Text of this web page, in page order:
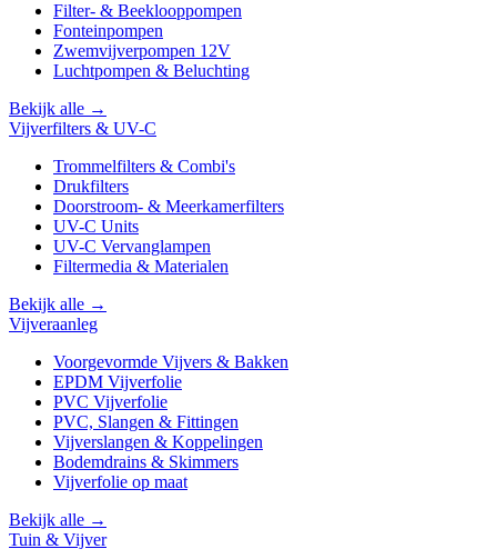
Filter- & Beeklooppompen
Fonteinpompen
Zwemvijverpompen 12V
Luchtpompen & Beluchting
Bekijk alle →
Vijverfilters & UV-C
Trommelfilters & Combi's
Drukfilters
Doorstroom- & Meerkamerfilters
UV-C Units
UV-C Vervanglampen
Filtermedia & Materialen
Bekijk alle →
Vijveraanleg
Voorgevormde Vijvers & Bakken
EPDM Vijverfolie
PVC Vijverfolie
PVC, Slangen & Fittingen
Vijverslangen & Koppelingen
Bodemdrains & Skimmers
Vijverfolie op maat
Bekijk alle →
Tuin & Vijver